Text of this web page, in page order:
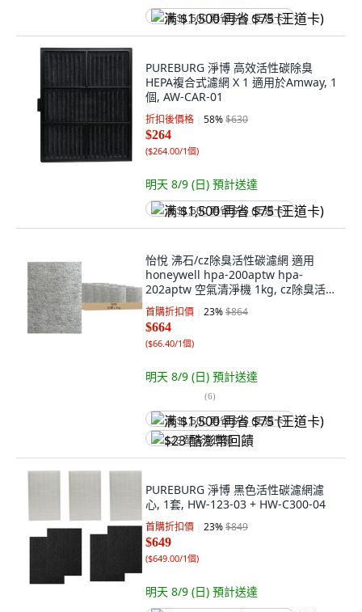
满 $1,500 再省 $75 (王道卡)
PUREBURG 淨博 高效活性碳除臭
HEPA複合式濾網 X 1 適用於Amway, 1
個, AW-CAR-01
折扣後價格 58%$630
$264
($264.00/1個)
明天 8/9 (日) 預計送達
满 $1,500 再省 $75 (王道卡)
怡悅 沸石/cz除臭活性碳濾網 適用
honeywell hpa-200aptw hpa-
202aptw 空氣清淨機 1kg, cz除臭活性
碳濾網, 10個
首購折扣價 23%$864
$664
($66.40/1個)
明天 8/9 (日) 預計送達
(6)
满 $1,500 再省 $75 (王道卡)
$23 酷澎幣回饋
PUREBURG 淨博 黑色活性碳濾網濾
心, 1套, HW-123-03 + HW-C300-04
首購折扣價 23%$849
$649
($649.00/1個)
明天 8/9 (日) 預計送達